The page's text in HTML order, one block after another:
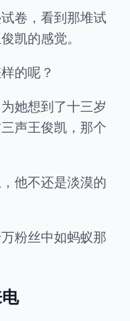
卷，看到那堆试
凯的感觉。
的呢？
她想到了十三岁
声王俊凯，那个
他不还是淡漠的
粉丝中如蚂蚁那